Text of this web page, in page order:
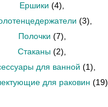
Ершики (4)
(3)
Полочки (7)
Стаканы (2)
для ванной (1)
для раковин (19)